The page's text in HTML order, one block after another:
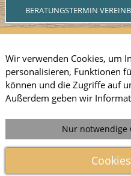
BERATUNGSTERMIN
Webdesign by ARANES
Wir verwenden Cookies, um
personalisieren, Funktionen
können und die Zugriffe auf
Außerdem geben wir
Werbung und Analysen
Informationen
zusammen, die Sie ihnen
Rahmen Ihrer Nutzung der
Nur notwendige